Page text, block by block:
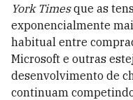
York Timesque as
exponencialmente
habitual entre
Microsoft e outras
desenvolvimento de
continuam